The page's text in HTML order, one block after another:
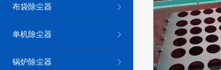
布袋除尘器
单机除尘器
锅炉除尘器